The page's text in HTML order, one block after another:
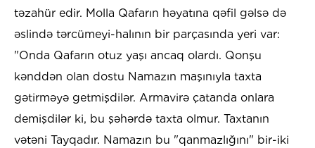
təzahür edir. Molla Qafarın həyatına qəfil gəlsə də
əslində tərcümeyi-halının bir parçasında yeri var:
"Onda Qafarın otuz yaşı ancaq olardı. Qonşu
kənddən olan dostu Namazın maşınıyla taxta
gətirməyə getmişdilər. Armavirə çatanda onlara
demişdilər ki, bu şəhərdə taxta olmur. Taxtanın
vətəni Tayqadır. Namazın bu "qanmazlığını" bir-iki